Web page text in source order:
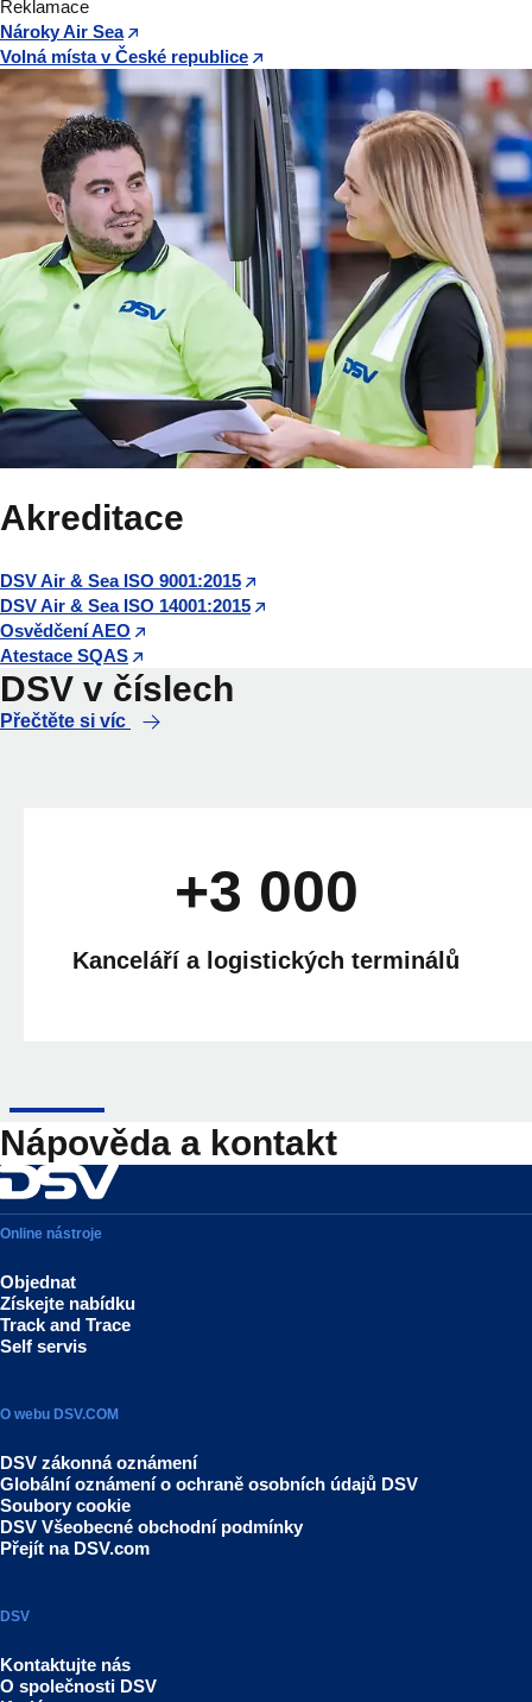
Reklamace
Nároky Air Sea
Volná místa v České republice
Akreditace
DSV Air & Sea ISO 9001:2015
DSV Air & Sea ISO 14001:2015
Osvědčení AEO
Atestace SQAS
DSV v číslech
Přečtěte si víc
+3 000
Kanceláří a logistických terminálů
Nápověda a kontakt
Online nástroje
Objednat
Získejte nabídku
Track and Trace
Self servis
O webu DSV.COM
DSV zákonná oznámení
Globální oznámení o ochraně osobních údajů DSV
Soubory cookie
DSV Všeobecné obchodní podmínky
Přejít na DSV.com
DSV
Kontaktujte nás
O společnosti DSV